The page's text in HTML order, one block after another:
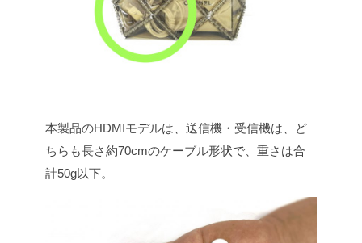
本製品のHDMIモデルは、送信機・受信機は、ど
ちらも長さ約70cmのケーブル形状で、重さは合
計50g以下。